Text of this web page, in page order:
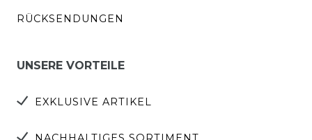
RÜCKSENDUNGEN
UNSERE VORTEILE
EXKLUSIVE ARTIKEL